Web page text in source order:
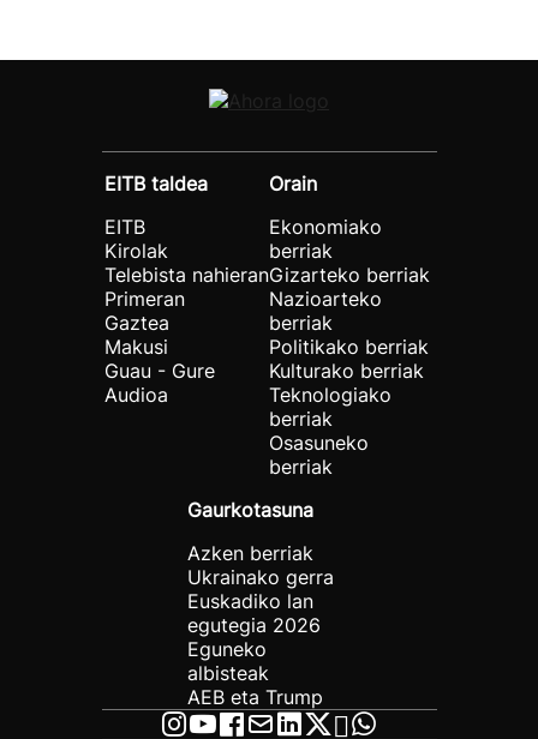
EITB taldea
EITB
Kirolak
Telebista nahieran
Primeran
Gaztea
Makusi
Guau - Gure
Audioa
Orain
Ekonomiako
berriak
Gizarteko berriak
Nazioarteko
berriak
Politikako berriak
Kulturako berriak
Teknologiako
berriak
Osasuneko
berriak
Gaurkotasuna
Azken berriak
Ukrainako gerra
Euskadiko lan
egutegia 2026
Eguneko
albisteak
AEB eta Trump